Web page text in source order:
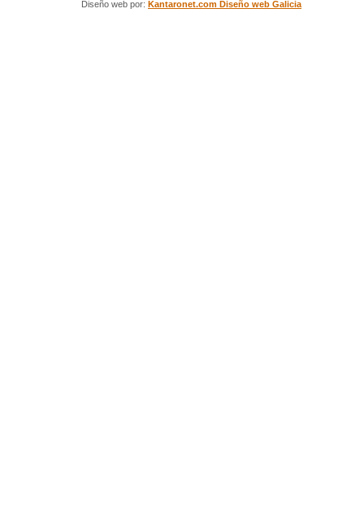
Diseño web por: Kantaronet.com Diseño web Galicia